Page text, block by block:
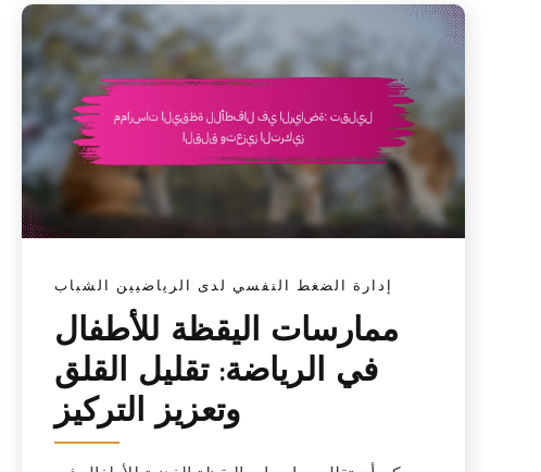
إدارة الضغط النفسي لدى الرياضيين الشباب
ممارسات اليقظة للأطفال
في الرياضة: تقليل القلق
وتعزيز التركيز